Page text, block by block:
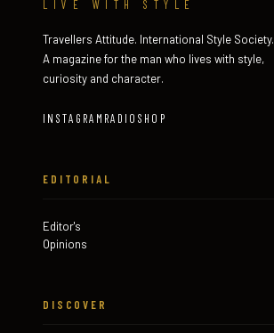
LIVE WITH STYLE
Travellers Attitude. International Style Society.
A magazine for the man who lives with style,
curiosity and character.
INSTAGRAM RADIO SHOP
EDITORIAL
Editor's
Opinions
DISCOVER